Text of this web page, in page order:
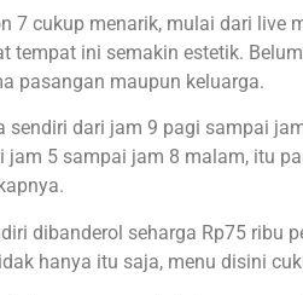
7 cukup menarik, mulai dari live
tempat ini semakin estetik.
pasangan maupun keluarga.
sendiri dari jam 9 pagi sampai
jam 5 sampai jam 8 malam, itu
dibanderol seharga Rp75 ribu
hanya itu saja, menu disini